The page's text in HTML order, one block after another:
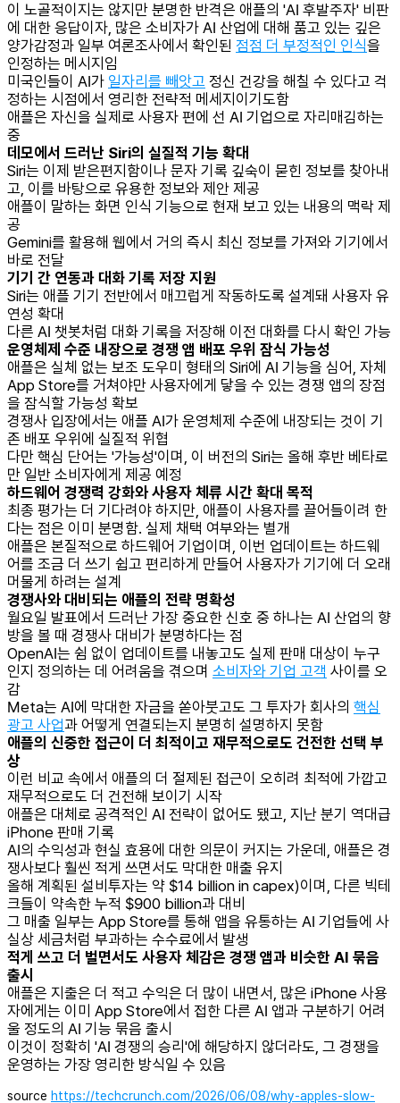
이 노골적이지는 않지만 분명한 반격은 애플의 'AI 후발주자' 비판
에 대한 응답이자, 많은 소비자가 AI 산업에 대해 품고 있는 깊은
양가감정과 일부 여론조사에서 확인된 점점 더 부정적인 인식을
인정하는 메시지임
미국인들이 AI가 일자리를 빼앗고 정신 건강을 해칠 수 있다고 걱
정하는 시점에서 영리한 전략적 메세지이기도함
애플은 자신을 실제로 사용자 편에 선 AI 기업으로 자리매김하는
중
데모에서 드러난 Siri의 실질적 기능 확대
Siri는 이제 받은편지함이나 문자 기록 깊숙이 묻힌 정보를 찾아내
고, 이를 바탕으로 유용한 정보와 제안 제공
애플이 말하는 화면 인식 기능으로 현재 보고 있는 내용의 맥락 제
공
Gemini를 활용해 웹에서 거의 즉시 최신 정보를 가져와 기기에서
바로 전달
기기 간 연동과 대화 기록 저장 지원
Siri는 애플 기기 전반에서 매끄럽게 작동하도록 설계돼 사용자 유
연성 확대
다른 AI 챗봇처럼 대화 기록을 저장해 이전 대화를 다시 확인 가능
운영체제 수준 내장으로 경쟁 앱 배포 우위 잠식 가능성
애플은 실체 없는 보조 도우미 형태의 Siri에 AI 기능을 심어, 자체
App Store를 거쳐야만 사용자에게 닿을 수 있는 경쟁 앱의 장점
을 잠식할 가능성 확보
경쟁사 입장에서는 애플 AI가 운영체제 수준에 내장되는 것이 기
존 배포 우위에 실질적 위협
다만 핵심 단어는 '가능성'이며, 이 버전의 Siri는 올해 후반 베타로
만 일반 소비자에게 제공 예정
하드웨어 경쟁력 강화와 사용자 체류 시간 확대 목적
최종 평가는 더 기다려야 하지만, 애플이 사용자를 끌어들이려 한
다는 점은 이미 분명함. 실제 채택 여부와는 별개
애플은 본질적으로 하드웨어 기업이며, 이번 업데이트는 하드웨
어를 조금 더 쓰기 쉽고 편리하게 만들어 사용자가 기기에 더 오래
머물게 하려는 설계
경쟁사와 대비되는 애플의 전략 명확성
월요일 발표에서 드러난 가장 중요한 신호 중 하나는 AI 산업의 향
방을 볼 때 경쟁사 대비가 분명하다는 점
OpenAI는 쉼 없이 업데이트를 내놓고도 실제 판매 대상이 누구
인지 정의하는 데 어려움을 겪으며 소비자와 기업 고객 사이를 오
감
Meta는 AI에 막대한 자금을 쏟아붓고도 그 투자가 회사의 핵심
광고 사업과 어떻게 연결되는지 분명히 설명하지 못함
애플의 신중한 접근이 더 최적이고 재무적으로도 건전한 선택 부
상
이런 비교 속에서 애플의 더 절제된 접근이 오히려 최적에 가깝고
재무적으로도 더 건전해 보이기 시작
애플은 대체로 공격적인 AI 전략이 없어도 됐고, 지난 분기 역대급
iPhone 판매 기록
AI의 수익성과 현실 효용에 대한 의문이 커지는 가운데, 애플은 경
쟁사보다 훨씬 적게 쓰면서도 막대한 매출 유지
올해 계획된 설비투자는 약 $14 billion in capex)이며, 다른 빅테
크들이 약속한 누적 $900 billion과 대비
그 매출 일부는 App Store를 통해 앱을 유통하는 AI 기업들에 사
실상 세금처럼 부과하는 수수료에서 발생
적게 쓰고 더 벌면서도 사용자 체감은 경쟁 앱과 비슷한 AI 묶음
출시
애플은 지출은 더 적고 수익은 더 많이 내면서, 많은 iPhone 사용
자에게는 이미 App Store에서 접한 다른 AI 앱과 구분하기 어려
울 정도의 AI 기능 묶음 출시
이것이 정확히 'AI 경쟁의 승리'에 해당하지 않더라도, 그 경쟁을
운영하는 가장 영리한 방식일 수 있음
source https://techcrunch.com/2026/06/08/why-apples-slow-